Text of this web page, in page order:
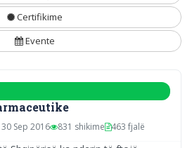
Certifikime
Evente
Sep 2016 831 shikime 463 fjalë